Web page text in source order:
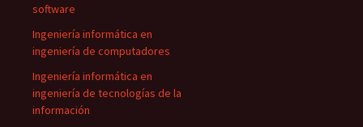
software
Ingeniería informática en
ingeniería de computadores
Ingeniería informática en
ingeniería de tecnologías de la
información